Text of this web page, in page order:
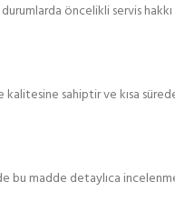
öncelikli servis hakkı
sahiptir ve kısa sürede
bu madde detaylıca